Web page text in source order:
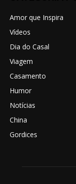
Amor que Inspira
Vídeos
Dia do Casal
Viagem
Casamento
Humor
Notícias
China
Gordices